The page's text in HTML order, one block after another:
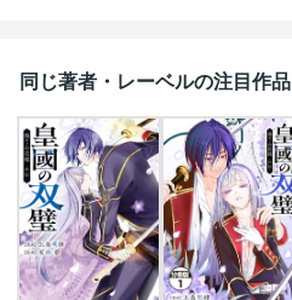
同じ著者・レーベルの注目作品